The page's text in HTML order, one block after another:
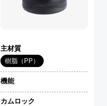
主材質
樹脂（PP）
機能
カムロック